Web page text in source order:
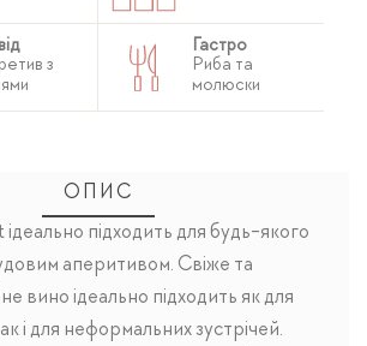
з
Гастро
Риба та
молюски
ОПИС
підходить для будь-якого
аперитивом. Свіже та
вино ідеально підходить як для
і для неформальних зустрічей.